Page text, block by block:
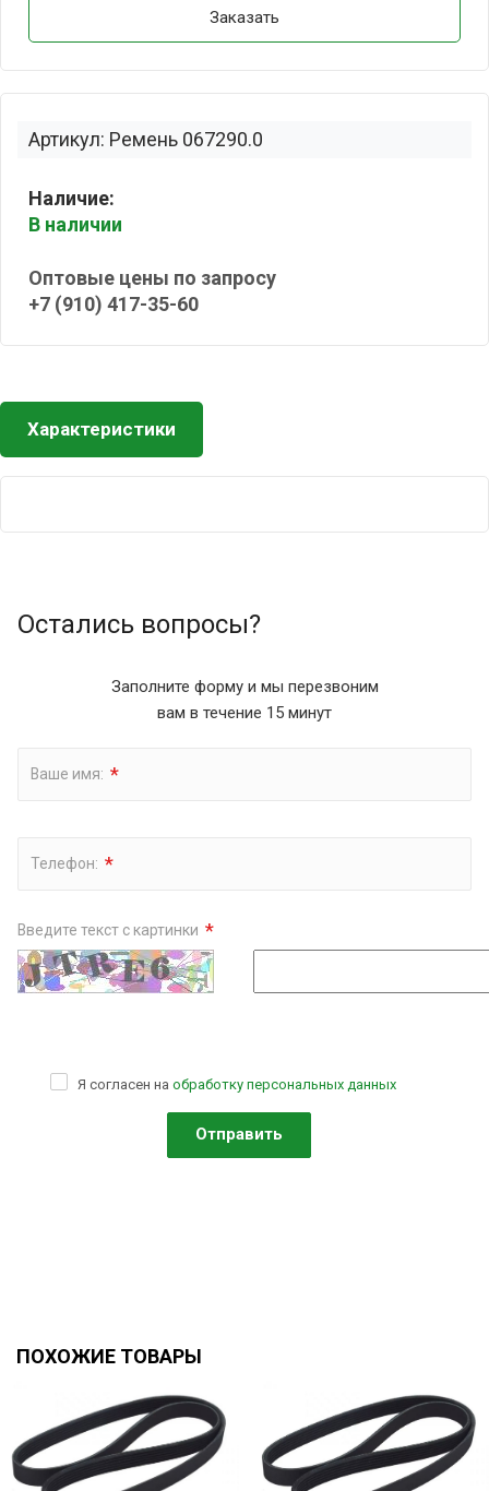
Артикул: Ремень 067290.0
Наличие:
В наличии
Оптовые цены по запросу
+7 (910) 417-35-60
Заказать
Характеристики
Остались вопросы?
Заполните форму и мы перезвоним
вам в течение 15 минут
Ваше имя: *
Телефон: *
Введите текст с картинки *
Я согласен на обработку персональных данных
ПОХОЖИЕ ТОВАРЫ